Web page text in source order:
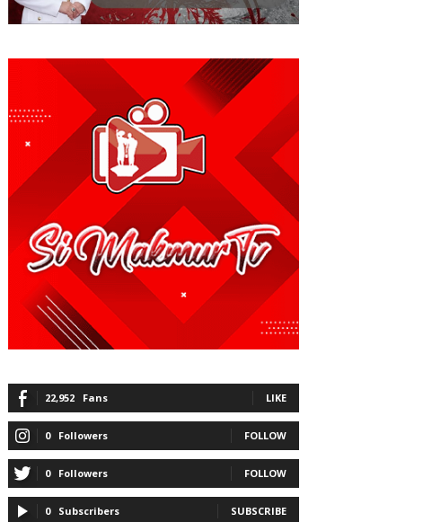
22,952 Fans LIKE
0 Followers FOLLOW
0 Followers FOLLOW
0 Subscribers SUBSCRIBE